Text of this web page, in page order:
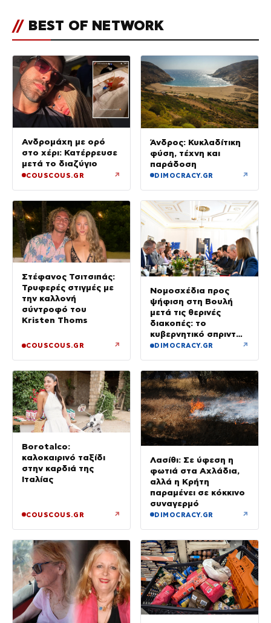
// BEST OF NETWORK
Ανδρομάχη με ορό
στο χέρι: Κατέρρευσε
μετά το διαζύγιο
COUSCOUS.GR ↗
Άνδρος: Κυκλαδίτικη
φύση, τέχνη και
παράδοση
DIMOCRACY.GR ↗
Στέφανος Τσιτσιπάς:
Τρυφερές στιγμές με
την καλλονή
σύντροφό του
Kristen Thoms
COUSCOUS.GR ↗
Νομοσχέδια προς
ψήφιση στη Βουλή
μετά τις θερινές
διακοπές: το
κυβερνητικό σπριντ
μετά τον
DIMOCRACY.GR ↗
Borotalco:
καλοκαιρινό ταξίδι
στην καρδιά της
Ιταλίας
COUSCOUS.GR ↗
Λασίθι: Σε ύφεση η
φωτιά στα Αχλάδια,
αλλά η Κρήτη
παραμένει σε κόκκινο
συναγερμό
DIMOCRACY.GR ↗